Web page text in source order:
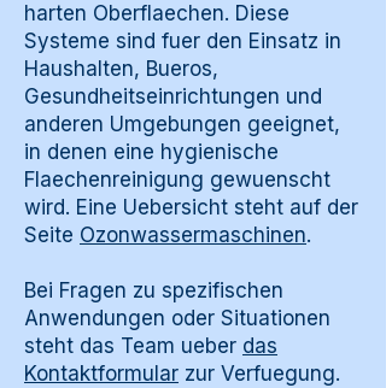
harten Oberflaechen. Diese
Systeme sind fuer den Einsatz in
Haushalten, Bueros,
Gesundheitseinrichtungen und
anderen Umgebungen geeignet,
in denen eine hygienische
Flaechenreinigung gewuenscht
wird. Eine Uebersicht steht auf der
Seite Ozonwassermaschinen.
Bei Fragen zu spezifischen
Anwendungen oder Situationen
steht das Team ueber das
Kontaktformular zur Verfuegung.